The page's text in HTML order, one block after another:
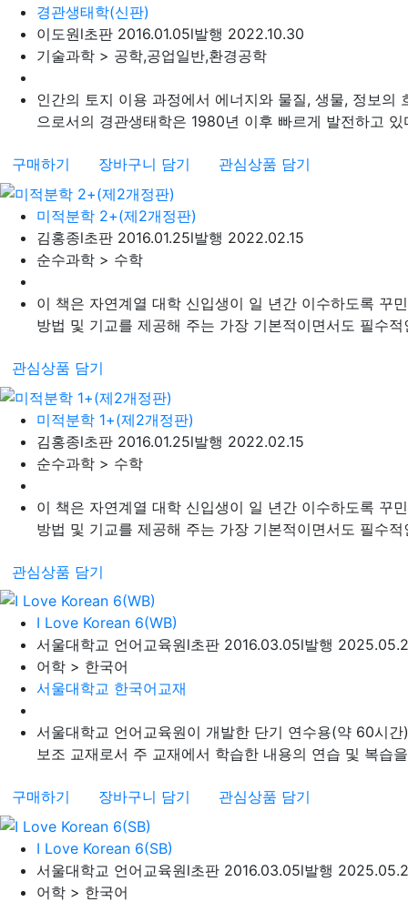
경관생태학(신판)
이도원l초판 2016.01.05l발행 2022.10.30
기술과학 > 공학,공업일반,환경공학
인간의 토지 이용 과정에서 에너지와 물질, 생물, 정보
으로서의 경관생태학은 1980년 이후 빠르게 발전하고
구매하기 장바구니 담기 관심상품 담기
미적분학 2+(제2개정판)
김홍종l초판 2016.01.25l발행 2022.02.15
순수과학 > 수학
이 책은 자연계열 대학 신입생이 일 년간 이수하도록 꾸
방법 및 기교를 제공해 주는 가장 기본적이면서도 필수
관심상품 담기
미적분학 1+(제2개정판)
김홍종l초판 2016.01.25l발행 2022.02.15
순수과학 > 수학
이 책은 자연계열 대학 신입생이 일 년간 이수하도록 꾸
방법 및 기교를 제공해 주는 가장 기본적이면서도 필수
관심상품 담기
I Love Korean 6(WB)
서울대학교 언어교육원l초판 2016.03.05l발행
어학 > 한국어
서울대학교 한국어교재
서울대학교 언어교육원이 개발한 단기 연수용(약 60시
보조 교재로서 주 교재에서 학습한 내용의 연습 및 복습
구매하기 장바구니 담기 관심상품 담기
I Love Korean 6(SB)
서울대학교 언어교육원l초판 2016.03.05l발행
어학 > 한국어